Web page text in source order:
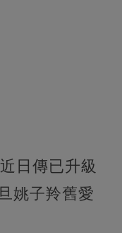
日傳已升級
姚子羚舊愛